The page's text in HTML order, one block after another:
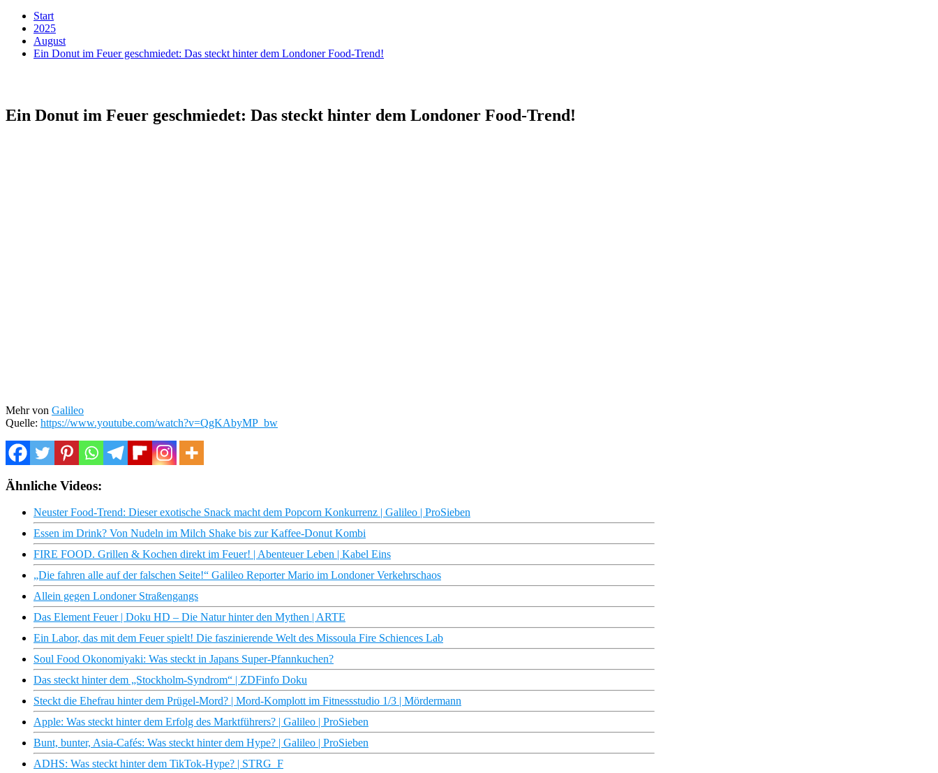
Start
2025
August
Ein Donut im Feuer geschmiedet: Das steckt hinter dem Londoner Food-Trend!
Ein Donut im Feuer geschmiedet: Das steckt hinter dem Londoner Food-Trend!
Mehr von Galileo
Quelle: https://www.youtube.com/watch?v=QgKAbyMP_bw
Ähnliche Videos:
Neuster Food-Trend: Dieser exotische Snack macht dem Popcorn Konkurrenz | Galileo | ProSieben
Essen im Drink? Von Nudeln im Milch Shake bis zur Kaffee-Donut Kombi
FIRE FOOD. Grillen & Kochen direkt im Feuer! | Abenteuer Leben | Kabel Eins
„Die fahren alle auf der falschen Seite!“ Galileo Reporter Mario im Londoner Verkehrschaos
Allein gegen Londoner Straßengangs
Das Element Feuer | Doku HD – Die Natur hinter den Mythen | ARTE
Ein Labor, das mit dem Feuer spielt! Die faszinierende Welt des Missoula Fire Schiences Lab
Soul Food Okonomiyaki: Was steckt in Japans Super-Pfannkuchen?
Das steckt hinter dem „Stockholm-Syndrom“ | ZDFinfo Doku
Steckt die Ehefrau hinter dem Prügel-Mord? | Mord-Komplott im Fitnessstudio 1/3 | Mördermann
Apple: Was steckt hinter dem Erfolg des Marktführers? | Galileo | ProSieben
Bunt, bunter, Asia-Cafés: Was steckt hinter dem Hype? | Galileo | ProSieben
ADHS: Was steckt hinter dem TikTok-Hype? | STRG_F